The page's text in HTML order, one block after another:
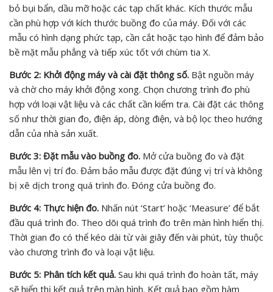
bỏ bụi bẩn, dầu mỡ hoặc các tạp chất khác. Kích thước mẫu
cần phù hợp với kích thước buồng đo của máy. Đối với các
mẫu có hình dạng phức tạp, cần cắt hoặc tạo hình để đảm bảo
bề mặt mẫu phẳng và tiếp xúc tốt với chùm tia X.
Bước 2: Khởi động máy và cài đặt thông số. Bật nguồn máy
và chờ cho máy khởi động xong. Chọn chương trình đo phù
hợp với loại vật liệu và các chất cần kiểm tra. Cài đặt các thông
số như thời gian đo, điện áp, dòng điện, và bộ lọc theo hướng
dẫn của nhà sản xuất.
Bước 3: Đặt mẫu vào buồng đo. Mở cửa buồng đo và đặt
mẫu lên vị trí đo. Đảm bảo mẫu được đặt đúng vị trí và không
bị xê dịch trong quá trình đo. Đóng cửa buồng đo.
Bước 4: Thực hiện đo. Nhấn nút ‘Start’ hoặc ‘Measure’ để bắt
đầu quá trình đo. Theo dõi quá trình đo trên màn hình hiển thị.
Thời gian đo có thể kéo dài từ vài giây đến vài phút, tùy thuộc
vào chương trình đo và loại vật liệu.
Bước 5: Phân tích kết quả. Sau khi quá trình đo hoàn tất, máy
sẽ hiển thị kết quả trên màn hình. Kết quả bao gồm hàm